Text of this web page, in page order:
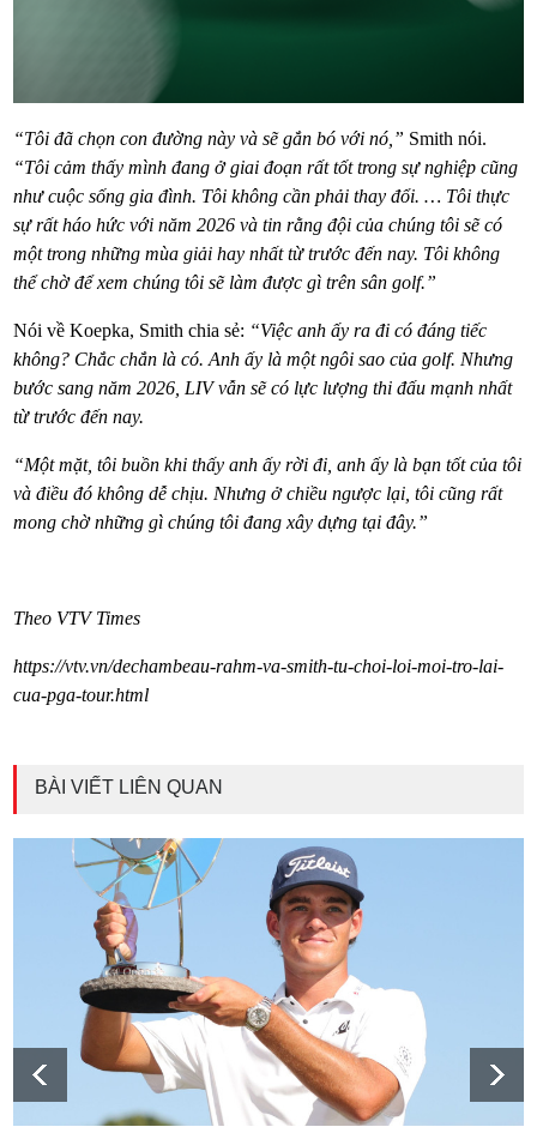
“Tôi đã chọn con đường này và sẽ gắn bó với nó,” Smith nói.
“Tôi cảm thấy mình đang ở giai đoạn rất tốt trong sự nghiệp cũng
như cuộc sống gia đình. Tôi không cần phải thay đổi. … Tôi thực
sự rất háo hức với năm 2026 và tin rằng đội của chúng tôi sẽ có
một trong những mùa giải hay nhất từ trước đến nay. Tôi không
thể chờ để xem chúng tôi sẽ làm được gì trên sân golf.”
Nói về Koepka, Smith chia sẻ: “Việc anh ấy ra đi có đáng tiếc
không? Chắc chắn là có. Anh ấy là một ngôi sao của golf. Nhưng
bước sang năm 2026, LIV vẫn sẽ có lực lượng thi đấu mạnh nhất
từ trước đến nay.
“Một mặt, tôi buồn khi thấy anh ấy rời đi, anh ấy là bạn tốt của tôi
và điều đó không dễ chịu. Nhưng ở chiều ngược lại, tôi cũng rất
mong chờ những gì chúng tôi đang xây dựng tại đây.”
Theo VTV Times
https://vtv.vn/dechambeau-rahm-va-smith-tu-choi-loi-moi-tro-lai-
cua-pga-tour.html
BÀI VIẾT LIÊN QUAN